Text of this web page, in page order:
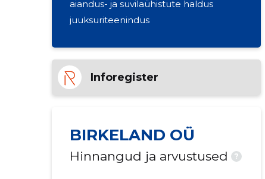
aiandus- ja suvilaühistute haldus
juuksuriteenindus
Inforegister
BIRKELAND OÜ
Hinnangud ja arvustused ?